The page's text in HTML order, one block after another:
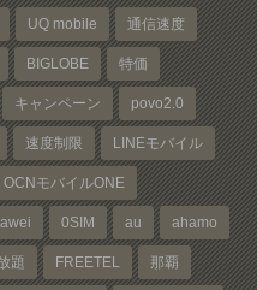
UQ mobile 通信速度
BIGLOBE 特価
キャンペーン povo2.0
速度制限 LINEモバイル
OCNモバイルONE
0SIM au ahamo
題 FREETEL 那覇